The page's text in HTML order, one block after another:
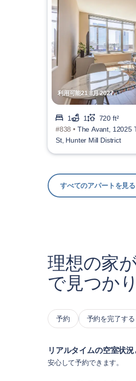
利用可能21 8月 2027
1 1
720 ft²
#838 • The Avant, 12025
St, Hunter Mill District
すべてのアパートを見る
理想の家
で見つか
予約 予約を完了する
リアルタイムの空室状況
安心して予約できます。